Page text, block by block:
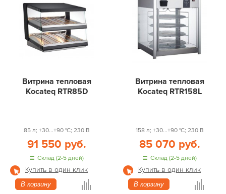
Витрина тепловая
Kocateq RTR85D
85 л; +30...+90 °С; 230 В
91 550 руб.
Склад (2-5 дней)
Купить в один клик
В корзину
Витрина тепловая
Kocateq RTR158L
158 л; +30...+90 °С; 230 В
85 070 руб.
Склад (2-5 дней)
Купить в один клик
В корзину